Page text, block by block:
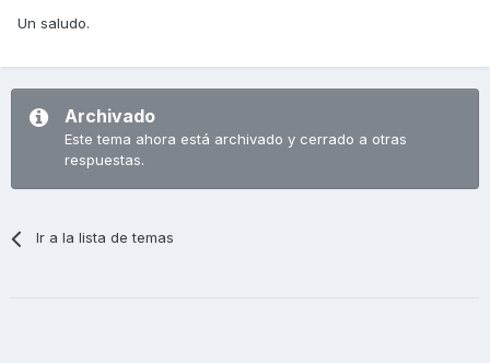
Un saludo.
Archivado
Este tema ahora está archivado y cerrado a otras
respuestas.
Ir a la lista de temas